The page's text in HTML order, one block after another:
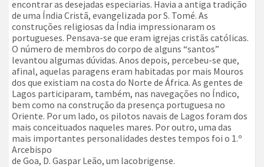
encontrar as desejadas especiarias. Havia a antiga tradição
de uma Índia Cristã, evangelizada por S. Tomé. As
construções religiosas da Índia impressionaram os
portugueses. Pensava-se que eram igrejas cristãs católicas.
O número de membros do corpo de alguns “santos”
levantou algumas dúvidas. Anos depois, percebeu-se que,
afinal, aquelas paragens eram habitadas por mais Mouros
dos que existiam na costa do Norte de África. As gentes de
Lagos participaram, também, nas navegações no Índico,
bem como na construção da presença portuguesa no
Oriente. Por um lado, os pilotos navais de Lagos foram dos
mais conceituados naqueles mares. Por outro, uma das
mais importantes personalidades destes tempos foi o 1.º
Arcebispo
de Goa, D. Gaspar Leão, um lacobrigense.